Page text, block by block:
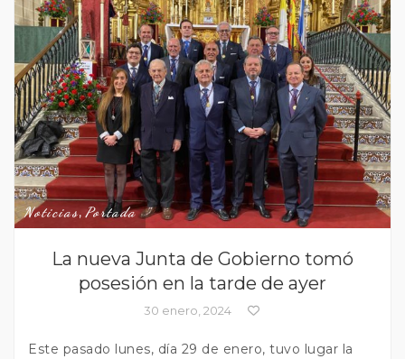
Noticias, Portada
La nueva Junta de Gobierno tomó
posesión en la tarde de ayer
30 enero, 2024
Este pasado lunes, día 29 de enero, tuvo lugar la